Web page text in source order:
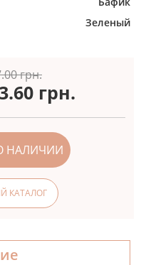
Зеленый
грн.
грн.
НАЛИЧИИ
КАТАЛОГ